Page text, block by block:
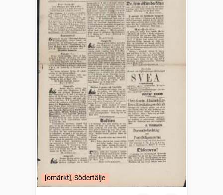
[omärkt], Södertälje